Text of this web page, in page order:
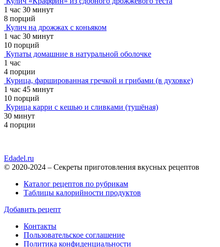
1 час 30 минут
8 порций
Кулич на дрожжах с коньяком
1 час 30 минут
10 порций
Купаты домашние в натуральной оболочке
1 час
4 порции
Курица, фаршированная гречкой и грибами (в духовке)
1 час 45 минут
10 порций
Курица карри с кешью и сливками (тушёная)
30 минут
4 порции
Edadel.ru
© 2020-2024 – Секреты приготовления вкусных рецептов
Каталог рецептов по рубрикам
Таблицы калорийности продуктов
Добавить рецепт
Контакты
Пользовательское соглашение
Политика конфиденциальности